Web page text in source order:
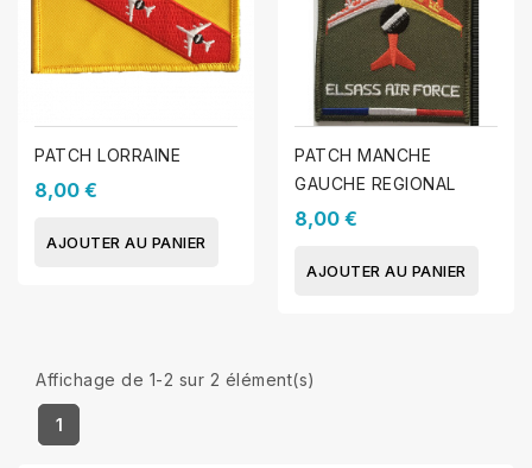
PATCH LORRAINE
8,00 €
AJOUTER AU PANIER
PATCH MANCHE
GAUCHE REGIONAL
8,00 €
AJOUTER AU PANIER
Affichage de 1-2 sur 2 élément(s)
1